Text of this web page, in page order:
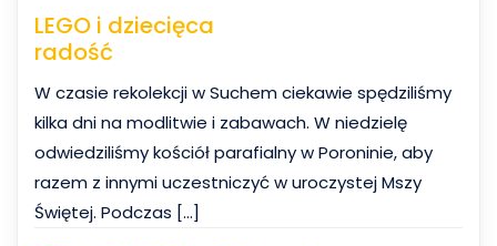
LEGO i dziecięca
radość
W czasie rekolekcji w Suchem ciekawie spędziliśmy
kilka dni na modlitwie i zabawach. W niedzielę
odwiedziliśmy kościół parafialny w Poroninie, aby
razem z innymi uczestniczyć w uroczystej Mszy
Świętej. Podczas […]